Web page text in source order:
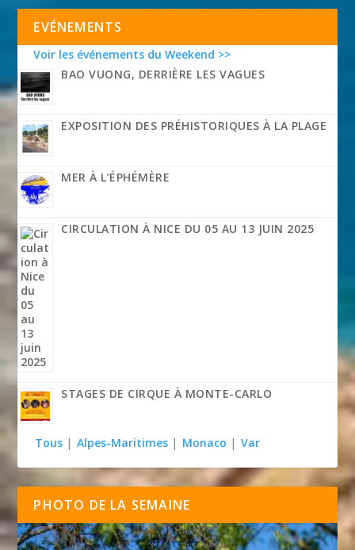
EVÉNEMENTS
Voir les événements du Weekend >>
BAO VUONG, DERRIÈRE LES VAGUES
EXPOSITION DES PRÉHISTORIQUES À LA PLAGE
MER À L’ÉPHÉMÈRE
CIRCULATION À NICE DU 05 AU 13 JUIN 2025
STAGES DE CIRQUE À MONTE-CARLO
Tous | Alpes-Maritimes | Monaco | Var
PHOTO DE LA SEMAINE